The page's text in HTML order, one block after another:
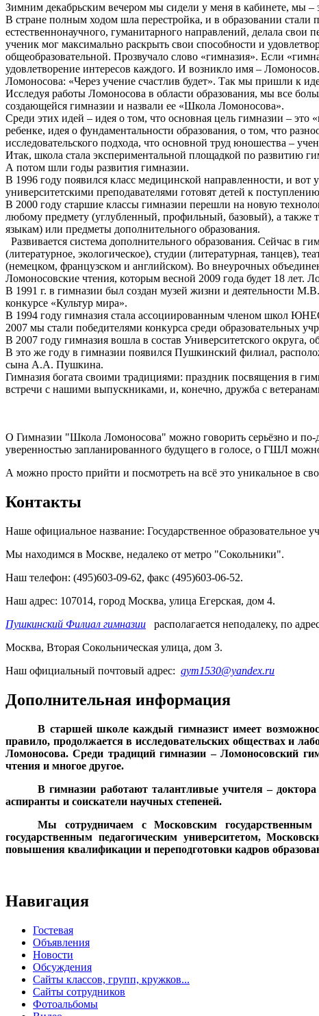
Зимним декабрьским вечером мы сидели у меня в кабинете, мы
В стране полным ходом шла перестройка, и в образовании стали
естественнонаучного, гуманитарного направлений, делала
ученик мог максимально раскрыть свои способности и
общеобразовательной. Прозвучало слово «гимназия». Если
удовлетворение интересов каждого. И возникло имя –
Ломоносова: «Через учение счастлив будет». Так мы пришли к
Исследуя работы Ломоносова в области образования, мы все
создающейся гимназии и назвали ее «Школа Ломоносова».
Среди этих идей – идея о том, что основная цель гимназии –
ребенке, идея о фундаментальности образования, о том, что
исследовательского подхода, что основной труд юношества –
Итак, школа стала экспериментальной площадкой по развитию
А потом шли годы развития гимназии.
В 1996 году появился класс медицинской направленности, и
университетскими преподавателями готовят детей к
В 2000 году старшие классы гимназии перешли на новую
любому предмету (углубленный, профильный, базовый), а также
языкам) или предметы дополнительного образования.
Развивается система дополнительного образования. Сейчас в
(литературное, экологическое), студии (литературная, танцев),
(немецком, французском и английском). Во внеурочных
Ломоносовские чтения, которым весной 2009 года будет 18
В 1991 г. в гимназии был создан музей жизни и деятельности
конкурсе «Культур мира».
В 1994 году гимназия стала ассоциированным членом школ
2007 мы стали победителями конкурса среди образовательных
В 2007 году гимназия вошла в состав Университетского округа,
В это же году в гимназии появился Пушкинский филиал,
сына А.А. Пушкина.
Гимназия богата своими традициями: праздник посвящения в
встречи с нашими выпускниками, и, конечно, дружба с
О Гимназии "Школа Ломоносова" можно говорить серьёзно и
уверенностью запланированного будущего в голосе, о ГШЛ
А можно просто прийти и посмотреть на всё это уникальное в
Контакты
Наше официальное название: Государственное
Мы находимся в Москве, недалеко от метро "Сокольники".
Наш телефон: (495)603-09-62, факс (495)603-06-52.
Наш адрес: 107014, город Москва, улица Егерская, дом 4.
Пушкинский Филиал гимназии располагается неподалеку, по
Москва, Вторая Сокольническая улица, дом 3.
Наш официальный почтовый адрес: gym1530@yandex.ru
Дополнительная информация
В старшей школе каждый гимназист имеет
правило, продолжается в исследовательских обществах и
Ломоносова. Среди традиций гимназии – Ломоносовский
чтения и многое другое.
В гимназии работают талантливые учителя –
аспиранты и соискатели научных степеней.
Мы сотрудничаем с Московским
государственным педагогическим университетом,
повышения квалификации и переподготовки кадров
Навигация
Гостевая
Объявления
Новости
Обсуждения
Сайты классов, групп, кружков...
Сайты сотрудников
Фотоальбомы